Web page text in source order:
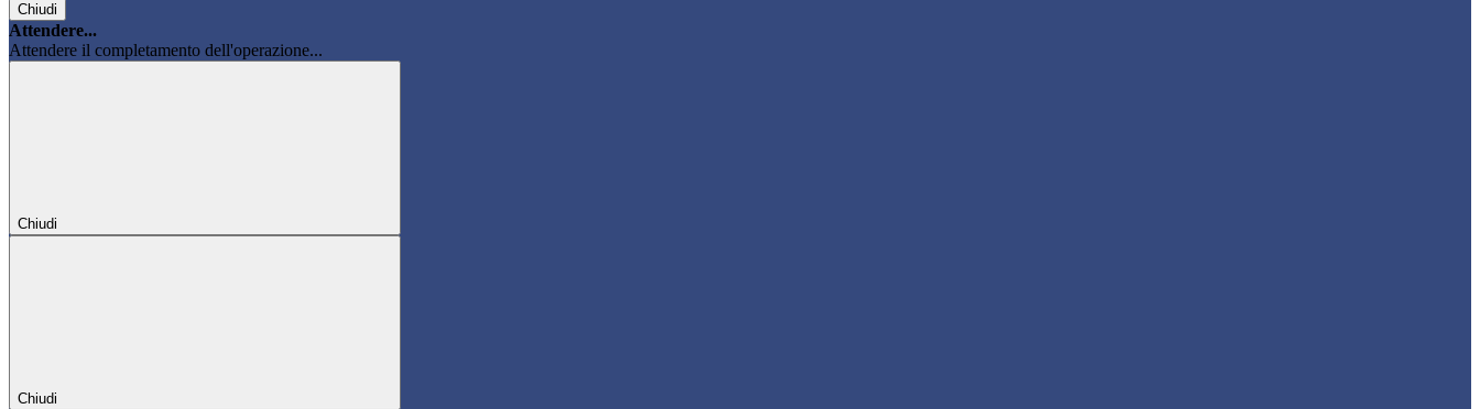
Chiudi
Attendere...
Attendere il completamento dell'operazione...
Chiudi
Chiudi